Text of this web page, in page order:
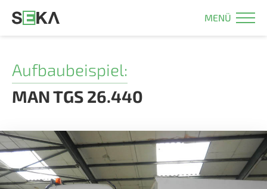
MENÜ
Aufbaubeispiel:
MAN TGS 26.440